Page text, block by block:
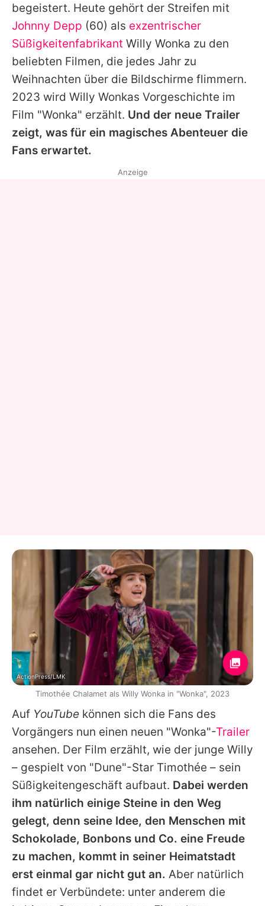
Utiq verwalten
begeistert. Heute gehört der Streifen mit
Johnny Depp (60) als exzentrischer
Süßigkeitenfabrikant Willy Wonka zu den
beliebten Filmen, die jedes Jahr zu
Weihnachten über die Bildschirme flimmern.
2023 wird Willy Wonkas Vorgeschichte im
Film "Wonka" erzählt. Und der neue Trailer
zeigt, was für ein magisches Abenteuer die
Fans erwartet.
Auf YouTube können sich die Fans des
Vorgängers nun einen neuen "Wonka"-Trailer
ansehen. Der Film erzählt, wie der junge Willy
– gespielt von "Dune"-Star Timothée – sein
Süßigkeitengeschäft aufbaut. Dabei werden
ihm natürlich einige Steine in den Weg
gelegt, denn seine Idee, den Menschen mit
Schokolade, Bonbons und Co. eine Freude
zu machen, kommt in seiner Heimatstadt
erst einmal gar nicht gut an. Aber natürlich
findet er Verbündete: unter anderem die
Anzeige
ActionPress/LMK
Timothée Chalamet als Willy Wonka in "Wonka", 2023